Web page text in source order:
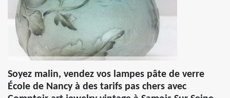
Soyez malin, vendez vos lampes pâte de verre
École de Nancy à des tarifs pas chers avec